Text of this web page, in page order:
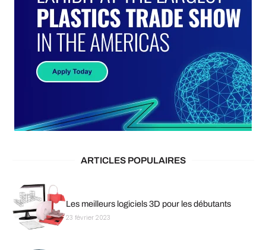
ARTICLES POPULAIRES
Les meilleurs logiciels 3D pour les débutants
23 février 2023